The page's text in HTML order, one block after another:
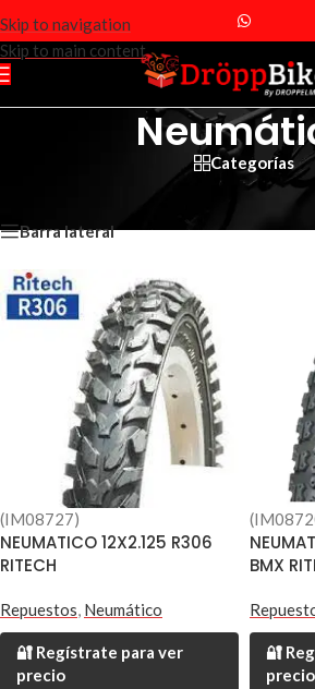
Skip to navigation
Skip to main content
Categorías
Barra lateral
(IM08727)
NEUMATICO 12X2.125 R306
RITECH
Repuestos, Neumático
🔐 Regístrate para ver
precio
BMX
🔐
precio